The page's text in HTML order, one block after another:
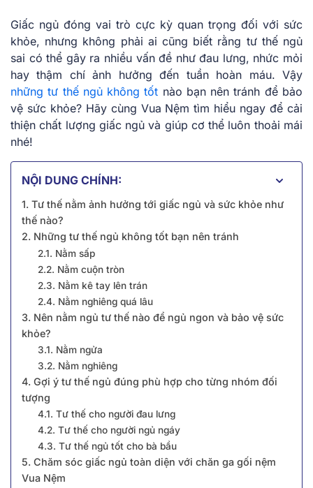
Giấc ngủ đóng vai trò cực kỳ quan trọng đối với sức
khỏe, nhưng không phải ai cũng biết rằng tư thế ngủ
sai có thể gây ra nhiều vấn đề như đau lưng, nhức mỏi
hay thậm chí ảnh hưởng đến tuần hoàn máu. Vậy
những tư thế ngủ không tốt nào bạn nên tránh để bảo
vệ sức khỏe? Hãy cùng Vua Nệm tìm hiểu ngay để cải
thiện chất lượng giấc ngủ và giúp cơ thể luôn thoải mái
nhé!
NỘI DUNG CHÍNH:
1. Tư thế nằm ảnh hưởng tới giấc ngủ và sức khỏe như
thế nào?
2. Những tư thế ngủ không tốt bạn nên tránh
2.1. Nằm sấp
2.2. Nằm cuộn tròn
2.3. Nằm kê tay lên trán
2.4. Nằm nghiêng quá lâu
3. Nên nằm ngủ tư thế nào để ngủ ngon và bảo vệ sức
khỏe?
3.1. Nằm ngửa
3.2. Nằm nghiêng
4. Gợi ý tư thế ngủ đúng phù hợp cho từng nhóm đối
tượng
4.1. Tư thế cho người đau lưng
4.2. Tư thế cho người ngủ ngáy
4.3. Tư thế ngủ tốt cho bà bầu
5. Chăm sóc giấc ngủ toàn diện với chăn ga gối nệm
Vua Nệm